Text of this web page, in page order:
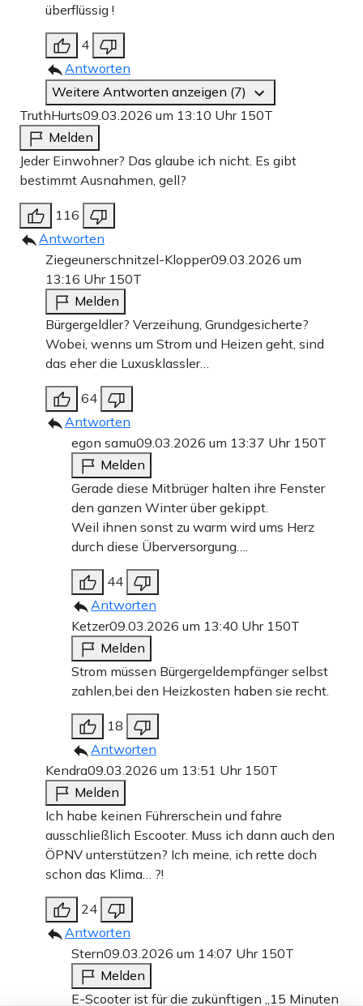
überflüssig !
4
Antworten
Weitere Antworten anzeigen (7)
TruthHurts09.03.2026 um 13:10 Uhr 150T
Melden
Jeder Einwohner? Das glaube ich nicht. Es gibt
bestimmt Ausnahmen, gell?
116
Antworten
Ziegeunerschnitzel-Klopper09.03.2026 um
13:16 Uhr 150T
Melden
Bürgergeldler? Verzeihung, Grundgesicherte?
Wobei, wenns um Strom und Heizen geht, sind
das eher die Luxusklassler…
64
Antworten
egon samu09.03.2026 um 13:37 Uhr 150T
Melden
Gerade diese Mitbrüger halten ihre Fenster
den ganzen Winter über gekippt.
Weil ihnen sonst zu warm wird ums Herz
durch diese Überversorgung….
44
Antworten
Ketzer09.03.2026 um 13:40 Uhr 150T
Melden
Strom müssen Bürgergeldempfänger selbst
zahlen,bei den Heizkosten haben sie recht.
18
Antworten
Kendra09.03.2026 um 13:51 Uhr 150T
Melden
Ich habe keinen Führerschein und fahre
ausschließlich Escooter. Muss ich dann auch den
ÖPNV unterstützen? Ich meine, ich rette doch
schon das Klima… ?!
24
Antworten
Stern09.03.2026 um 14:07 Uhr 150T
Melden
E-Scooter ist für die zukünftigen „15 Minuten